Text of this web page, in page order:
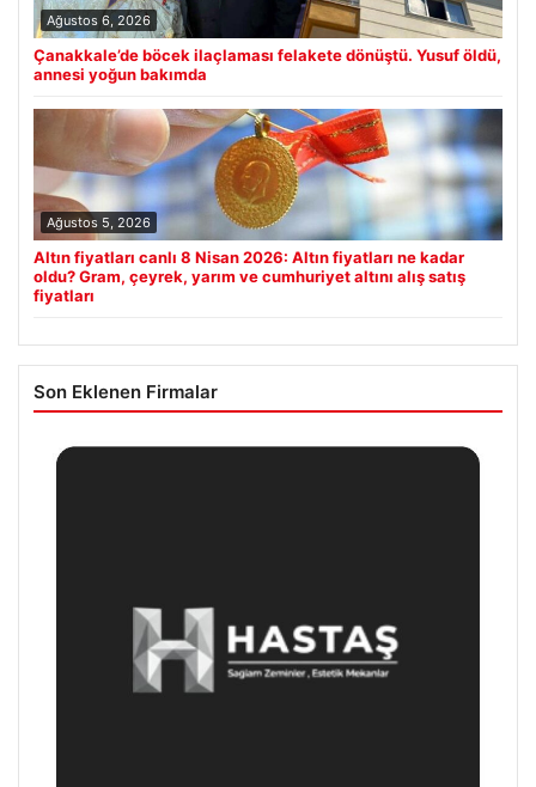
Ağustos 6, 2026
Çanakkale’de böcek ilaçlaması felakete dönüştü. Yusuf öldü,
annesi yoğun bakımda
Ağustos 5, 2026
Altın fiyatları canlı 8 Nisan 2026: Altın fiyatları ne kadar
oldu? Gram, çeyrek, yarım ve cumhuriyet altını alış satış
fiyatları
Son Eklenen Firmalar